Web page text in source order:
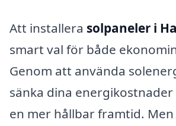
Att installera solpaneler i
smart val för både
Genom att använda
sänka dina
en mer hållbar framtid.